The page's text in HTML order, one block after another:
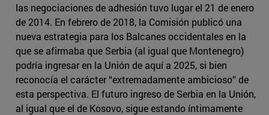
las negociaciones de adhesión tuvo lugar el 21 de enero
de 2014. En febrero de 2018, la Comisión publicó una
nueva estrategia para los Balcanes occidentales en la
que se afirmaba que Serbia (al igual que Montenegro)
podría ingresar en la Unión de aquí a 2025, si bien
reconocía el carácter “extremadamente ambicioso” de
esta perspectiva. El futuro ingreso de Serbia en la Unión,
al igual que el de Kosovo, sigue estando íntimamente